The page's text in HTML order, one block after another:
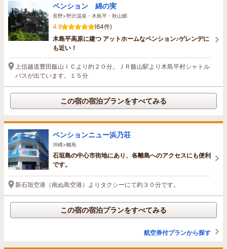
ペンション 綿の実
長野>野沢温泉・木島平・秋山郷
4.9
(64件)
木島平高原に建つ アットホームなペンション♪ゲレンデに
も近い！
上信越道豊田飯山ＩＣより約２０分。ＪＲ飯山駅より木島平村シャトル
バスが出ています。１５分
この宿の宿泊プランをすべてみる
ペンションニュー浜乃荘
沖縄>離島
石垣島の中心市街地にあり、各離島へのアクセスにも便利
です。
新石垣空港（南ぬ島空港）よりタクシーにて約３０分です。
この宿の宿泊プランをすべてみる
航空券付プランから探す